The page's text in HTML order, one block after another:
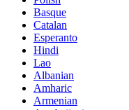
Basque
Catalan
Esperanto
Hindi
Lao
Albanian
Amharic
Armenian